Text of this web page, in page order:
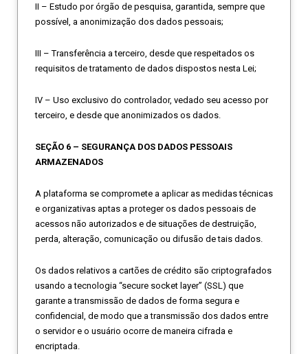
II – Estudo por órgão de pesquisa, garantida, sempre que
possível, a anonimização dos dados pessoais;
III – Transferência a terceiro, desde que respeitados os
requisitos de tratamento de dados dispostos nesta Lei;
IV – Uso exclusivo do controlador, vedado seu acesso por
terceiro, e desde que anonimizados os dados.
SEÇÃO 6 – SEGURANÇA DOS DADOS PESSOAIS
ARMAZENADOS
A plataforma se compromete a aplicar as medidas técnicas
e organizativas aptas a proteger os dados pessoais de
acessos não autorizados e de situações de destruição,
perda, alteração, comunicação ou difusão de tais dados.
Os dados relativos a cartões de crédito são criptografados
usando a tecnologia “secure socket layer” (SSL) que
garante a transmissão de dados de forma segura e
confidencial, de modo que a transmissão dos dados entre
o servidor e o usuário ocorre de maneira cifrada e
encriptada.